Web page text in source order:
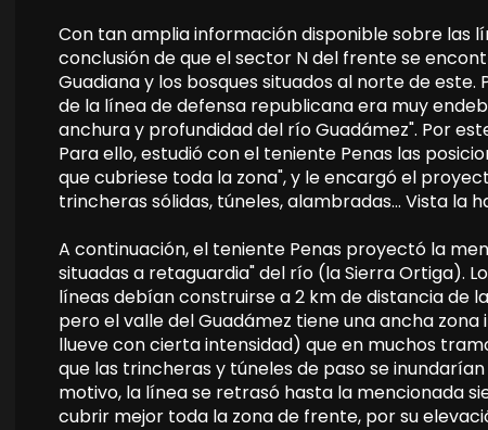
Con tan amplia información disponible sobre las
conclusión de que el sector N del frente se
Guadiana y los bosques situados al norte de
de la línea de defensa republicana era muy
anchura y profundidad del río Guadámez". Por
Para ello, estudió con el teniente Penas las
que cubriese toda la zona", y le encargó el
trincheras sólidas, túneles, alambradas… Vista la
A continuación, el teniente Penas proyectó la
situadas a retaguardia" del río (la Sierra Ortiga).
líneas debían construirse a 2 km de distancia de
pero el valle del Guadámez tiene una ancha
llueve con cierta intensidad) que en muchos
que las trincheras y túneles de paso se
motivo, la línea se retrasó hasta la mencionada
cubrir mejor toda la zona de frente, por su